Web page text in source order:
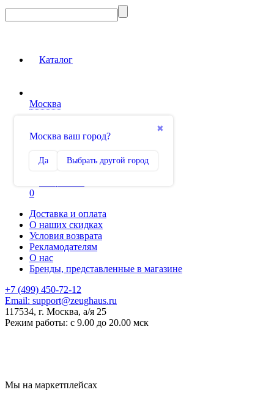
Каталог
Москва
✖
Москва ваш город?
Да Выбрать другой город
Сравнение
0
Доставка и оплата
О наших скидках
Условия возврата
Рекламодателям
О нас
Бренды, представленные в магазине
+7 (499) 450-72-12
Email: support@zeughaus.ru
117534, г. Москва, а/я 25
Режим работы: с 9.00 до 20.00 мск
Мы на маркетплейсах